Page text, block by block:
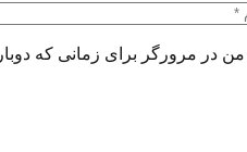
من در مرورگر برای زمانی که